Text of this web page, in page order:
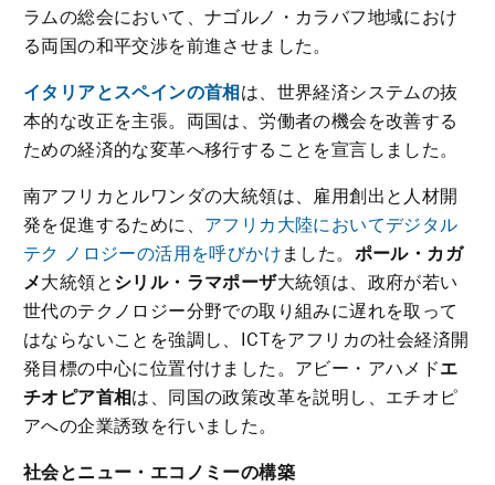
ラムの総会において、ナゴルノ・カラバフ地域におけ
る両国の和平交渉を前進させました。
イタリアとスペインの首相は、世界経済システムの抜
本的な改正を主張。両国は、労働者の機会を改善する
ための経済的な変革へ移行することを宣言しました。
南アフリカとルワンダの大統領は、雇用創出と人材開
発を促進するために、 アフリカ大陸においてデジタル
テク ノロジーの活用を呼びかけ ました。 ポール・カガ
メ大統領と シリル・ラマポーザ大統領は、政府が若い
世代のテクノロジー分野での取り組みに遅れを取って
はならないことを強調し、ICTをアフリカの社会経済開
発目標の中心に位置付けました。アビー・アハメドエ
チオピア首相は、同国の政策改革を説明し、エチオピ
アへの企業誘致を行いました。
社会とニュー・エコノミーの構築